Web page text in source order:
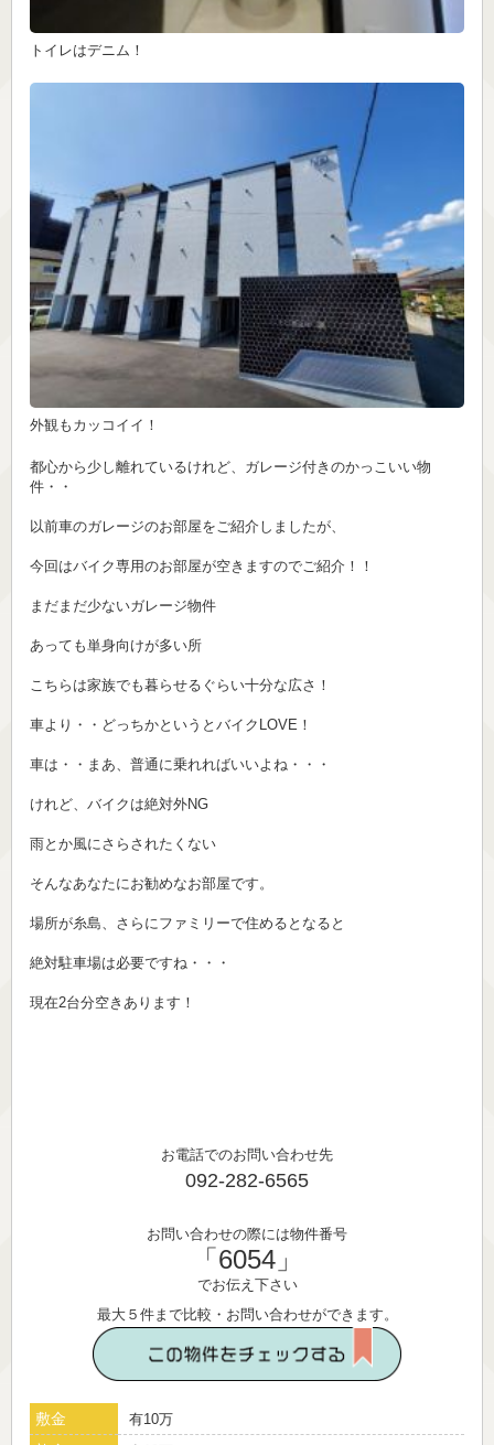
都心から少し離れているけれど、ガレージ付きのかっこいい物
件・・
以前車のガレージのお部屋をご紹介しましたが、
今回はバイク専用のお部屋が空きますのでご紹介！！
まだまだ少ないガレージ物件
あっても単身向けが多い所
こちらは家族でも暮らせるぐらい十分な広さ！
車より・・どっちかというとバイクLOVE！
車は・・まあ、普通に乗れればいいよね・・・
けれど、バイクは絶対外NG
雨とか風にさらされたくない
そんなあなたにお勧めなお部屋です。
場所が糸島、さらにファミリーで住めるとなると
絶対駐車場は必要ですね・・・
現在2台分空きあります！
お電話でのお問い合わせ先
092-282-6565
お問い合わせの際には物件番号
「6054」
でお伝え下さい
最大５件まで比較・お問い合わせができます。
敷金 有10万
トイレはデニム！
外観もカッコイイ！